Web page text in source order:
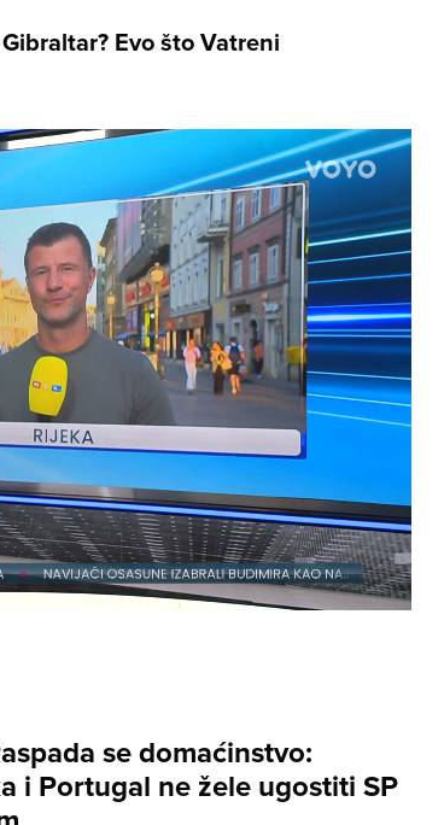
Evo što Vatreni
se domaćinstvo:
i Portugal ne žele ugostiti SP